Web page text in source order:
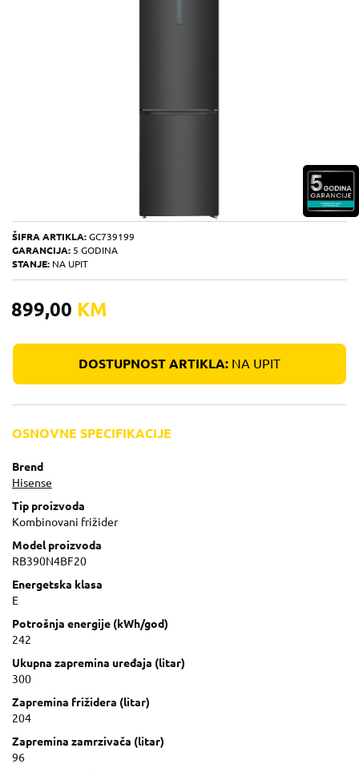
ŠIFRA ARTIKLA: GC739199
GARANCIJA: 5 GODINA
STANJE: NA UPIT
899,00 KM
DOSTUPNOST ARTIKLA: NA UPIT
OSNOVNE SPECIFIKACIJE
Brend
Hisense
Tip proizvoda
Kombinovani frižider
Model proizvoda
RB390N4BF20
Energetska klasa
E
Potrošnja energije (kWh/god)
242
Ukupna zapremina uređaja (litar)
300
Zapremina frižidera (litar)
204
Zapremina zamrzivača (litar)
96